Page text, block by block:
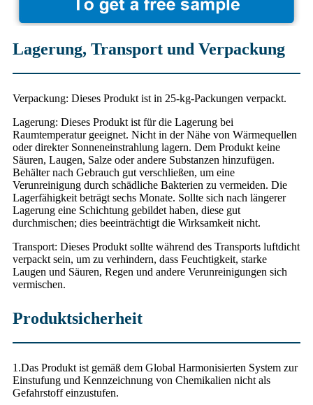
Lagerung, Transport und Verpackung
Verpackung: Dieses Produkt ist in 25-kg-Packungen verpackt.
Lagerung: Dieses Produkt ist für die Lagerung bei
Raumtemperatur geeignet. Nicht in der Nähe von Wärmequellen
oder direkter Sonneneinstrahlung lagern. Dem Produkt keine
Säuren, Laugen, Salze oder andere Substanzen hinzufügen.
Behälter nach Gebrauch gut verschließen, um eine
Verunreinigung durch schädliche Bakterien zu vermeiden. Die
Lagerfähigkeit beträgt sechs Monate. Sollte sich nach längerer
Lagerung eine Schichtung gebildet haben, diese gut
durchmischen; dies beeinträchtigt die Wirksamkeit nicht.
Transport: Dieses Produkt sollte während des Transports luftdicht
verpackt sein, um zu verhindern, dass Feuchtigkeit, starke
Laugen und Säuren, Regen und andere Verunreinigungen sich
vermischen.
Produktsicherheit
1.Das Produkt ist gemäß dem Global Harmonisierten System zur
Einstufung und Kennzeichnung von Chemikalien nicht als
Gefahrstoff einzustufen.